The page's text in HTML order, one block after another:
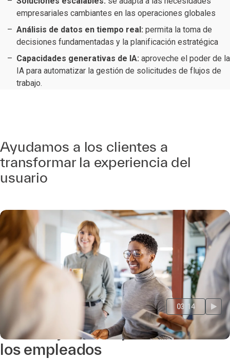
empresariales cambiantes en las operaciones globales
Análisis de datos en tiempo real: permita la toma de
decisiones fundamentadas y la planificación estratégica
Capacidades generativas de IA: aproveche el poder de la
IA para automatizar la gestión de solicitudes de flujos de
trabajo.
Ayudamos a los clientes a
transformar la experiencia del
usuario
03:14
Dow mejora la experiencia de
los empleados